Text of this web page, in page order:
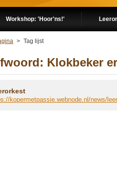
Workshop: 'Hoor'ns!'
> Tag lijst
Klokbeker
kopermetpassie.webnode.nl/news/